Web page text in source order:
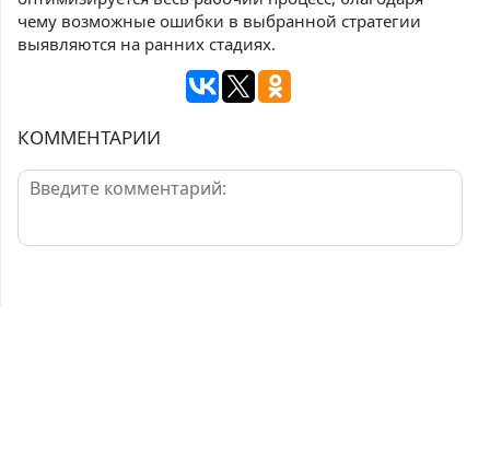
чему возможные ошибки в выбранной стратегии
выявляются на ранних стадиях.
КОММЕНТАРИИ